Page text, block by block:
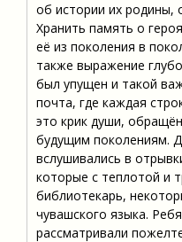
об истории их родины,
Хранить память о
её из поколения в
также выражение
был упущен и такой
почта, где каждая
это крик души,
будущим поколениям.
вслушивались в
которые с теплотой и
библиотекарь,
чувашского языка.
рассматривали